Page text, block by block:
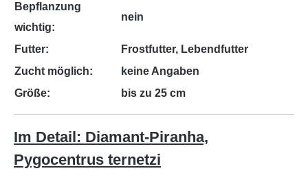
Bepflanzung
wichtig:
nein
Futter:
Frostfutter, Lebendfutter
Zucht möglich:
keine Angaben
Größe:
bis zu 25 cm
Im Detail: Diamant-Piranha,
Pygocentrus ternetzi